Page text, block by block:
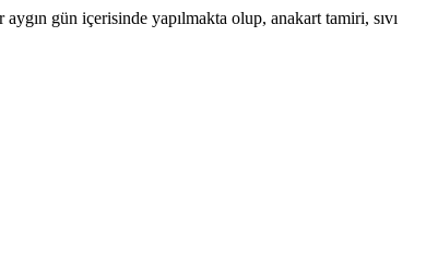
gün içerisinde yapılmakta olup, anakart tamiri, sıvı